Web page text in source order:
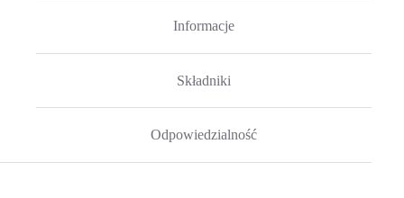
Informacje
Składniki
Odpowiedzialność